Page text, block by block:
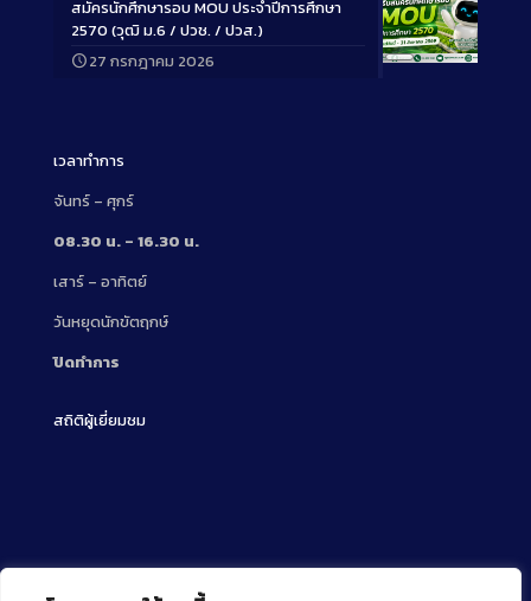
Long
สมัครนักศึกษารอบ MOU ประจำปีการศึกษา
2570 (วุฒิ ม.6 / ปวช. / ปวส.)
27 กรกฎาคม 2026
เวลาทำการ
จันทร์ – ศุกร์
08.30 น. – 16.30 น.
เสาร์ – อาทิตย์
วันหยุดนักขัตฤกษ์
ปิดทำการ
สถิติผู้เยี่ยมชม